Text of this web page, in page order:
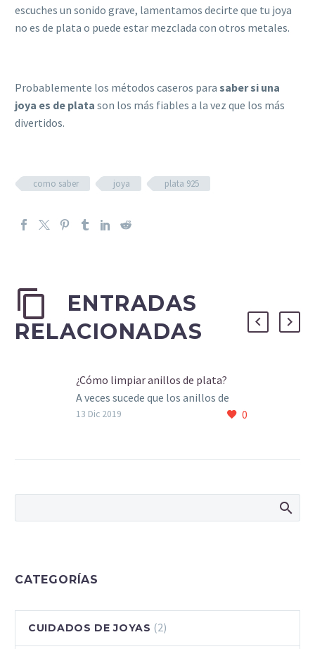
escuches un sonido grave, lamentamos decirte que tu joya
no es de plata o puede estar mezclada con otros metales.
Probablemente los métodos caseros para saber si una
joya es de plata son los más fiables a la vez que los más
divertidos.
como saber joya plata 925
ENTRADAS
RELACIONADAS
¿Cómo limpiar anillos de plata?
A veces sucede que los anillos de
plata pierden brillo o se ennegrecen
0
13 Dic 2019
CATEGORÍAS
CUIDADOS DE JOYAS (2)